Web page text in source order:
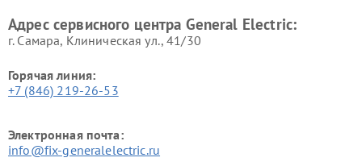
Адрес сервисного центра General Electric:
г. Самара, Клиническая ул., 41/30
Горячая линия:
+7 (846) 219-26-53
Электронная почта:
info@fix-generalelectric.ru